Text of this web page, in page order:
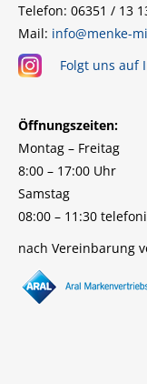
Telefon: 06351 / 13
Mail: info@menke-
Folgt uns auf
Öffnungszeiten:
Montag – Freitag
8:00 – 17:00 Uhr
Samstag
08:00 – 11:30
nach Vereinbarung